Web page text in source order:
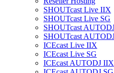
SHOUTcast Live IIX
SHOUTcast Live SG
SHOUTcast
SHOUTcast
ICEcast Live IIX
ICEcast Live SG
ICEcast AUTODJ IIX